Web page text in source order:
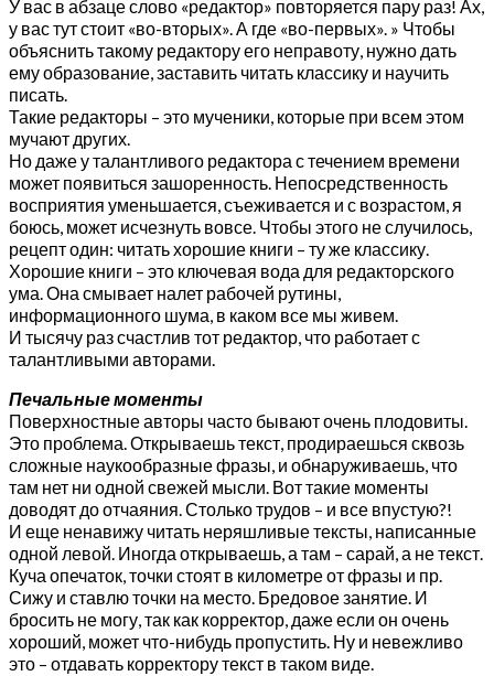
У вас в абзаце слово «редактор» повторяется пару раз! Ах,
у вас тут стоит «во-вторых». А где «во-первых». » Чтобы
объяснить такому редактору его неправоту, нужно дать
ему образование, заставить читать классику и научить
писать.
Такие редакторы – это мученики, которые при всем этом
мучают других.
Но даже у талантливого редактора с течением времени
может появиться зашоренность. Непосредственность
восприятия уменьшается, съеживается и с возрастом, я
боюсь, может исчезнуть вовсе. Чтобы этого не случилось,
рецепт один: читать хорошие книги – ту же классику.
Хорошие книги – это ключевая вода для редакторского
ума. Она смывает налет рабочей рутины,
информационного шума, в каком все мы живем.
И тысячу раз счастлив тот редактор, что работает с
талантливыми авторами.
Печальные моменты
Поверхностные авторы часто бывают очень плодовиты.
Это проблема. Открываешь текст, продираешься сквозь
сложные наукообразные фразы, и обнаруживаешь, что
там нет ни одной свежей мысли. Вот такие моменты
доводят до отчаяния. Столько трудов – и все впустую?!
И еще ненавижу читать неряшливые тексты, написанные
одной левой. Иногда открываешь, а там – сарай, а не текст.
Куча опечаток, точки стоят в километре от фразы и пр.
Сижу и ставлю точки на место. Бредовое занятие. И
бросить не могу, так как корректор, даже если он очень
хороший, может что-нибудь пропустить. Ну и невежливо
это – отдавать корректору текст в таком виде.